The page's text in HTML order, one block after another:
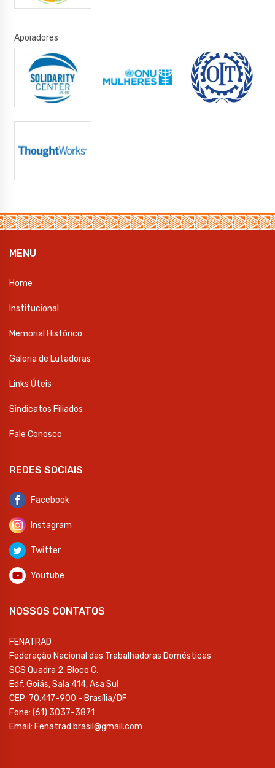
Apoiadores
MENU
Home
Institucional
Memorial Histórico
Galeria de Lutadoras
Links Úteis
Sindicatos Filiados
Fale Conosco
REDES SOCIAIS
Facebook
Instagram
Twitter
Youtube
NOSSOS CONTATOS
FENATRAD
Federação Nacional das Trabalhadoras Domésticas
SCS Quadra 2, Bloco C,
Edf. Goiás, Sala 414, Asa Sul
CEP: 70.417-900 - Brasília/DF
Fone: (61) 3037-3871
Email: Fenatrad.brasil@gmail.com